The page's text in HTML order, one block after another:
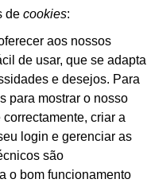
de cookies:
aos nossos
de usar, que se adapta
e desejos. Para
para mostrar o nosso
criar a
login e gerenciar as
são
o bom funcionamento